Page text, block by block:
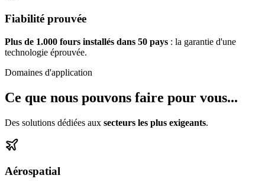
Fiabilité prouvée
Plus de 1.000 fours installés dans 50 pays : la garantie d'une
technologie éprouvée.
Domaines d'application
Ce que nous pouvons faire pour vous...
Des solutions dédiées aux secteurs les plus exigeants.
Aérospatial